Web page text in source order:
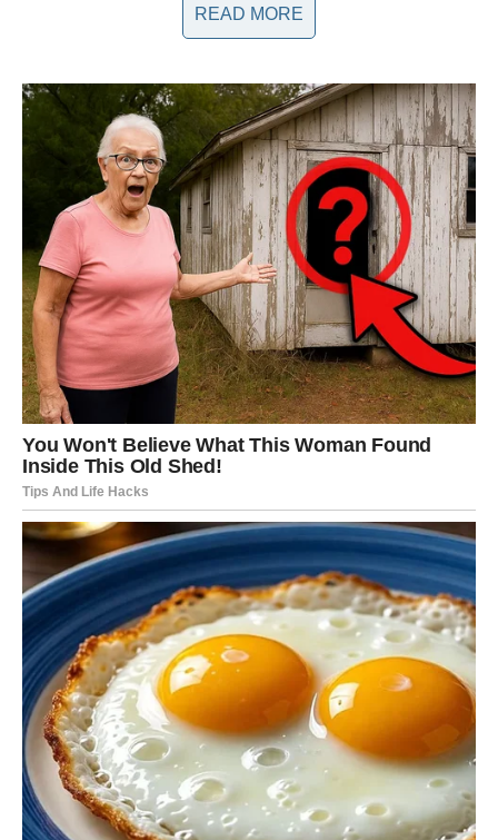
Prijateljski odnos nakon razvoda
I pored raskida, Baja i Ivana su uspeli da zadrže prijateljski
odnos. Njihovi zajednički prijatelji ističu da su oboje posvećeni
roditeljstvu i brizi za svoju decu. “Oboje podjednako brinu o
njima, iako su deca ostala da žive sa majkom,” rekao je jedan
od pevačevih prijatelja. Ovaj prijateljski odnos je posebno
važan za decu, koja se bez obzira na razvod, osećaju voljeno i
podržano. Dečji rođendani i školske priredbe često su prilike
kada se Baja i Ivana okupljaju, pokazujući da i nakon razvoda
mogu funkcionisati kao tim kada su u pitanju njihova deca.
READ MORE